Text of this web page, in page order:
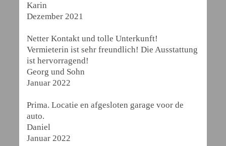
Karin
Dezember 2021
Netter Kontakt und tolle Unterkunft!
Vermieterin ist sehr freundlich! Die Ausstattung
ist hervorragend!
Georg und Sohn
Januar 2022
Prima. Locatie en afgesloten garage voor de
auto.
Daniel
Januar 2022